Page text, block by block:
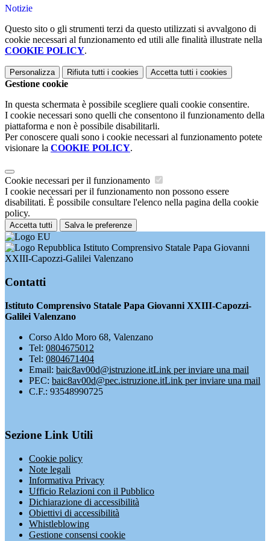
Notizie
Questo sito o gli strumenti terzi da questo utilizzati si avvalgono di
cookie necessari al funzionamento ed utili alle finalità illustrate nella
COOKIE POLICY.
Personalizza Rifiuta tutti i cookies Accetta tutti i cookies
Gestione cookie
In questa schermata è possibile scegliere quali cookie consentire.
I cookie necessari sono quelli che consentono il funzionamento della
piattaforma e non è possibile disabilitarli.
Per conoscere quali sono i cookie necessari al funzionamento potete
visionare la COOKIE POLICY.
Cookie necessari per il funzionamento
I cookie necessari per il funzionamento non possono essere
disabilitati. È possibile consultare l'elenco nella pagina della cookie
policy.
Accetta tutti Salva le preferenze
Istituto Comprensivo Statale Papa Giovanni
XXIII-Capozzi-Galilei Valenzano
Contatti
Istituto Comprensivo Statale Papa Giovanni XXIII-Capozzi-
Galilei Valenzano
Corso Aldo Moro 68, Valenzano
Tel: 0804675012
Tel: 0804671404
Email: baic8av00d@istruzione.itLink per inviare una mail
PEC: baic8av00d@pec.istruzione.itLink per inviare una mail
C.F.: 93548990725
Sezione Link Utili
Cookie policy
Note legali
Informativa Privacy
Ufficio Relazioni con il Pubblico
Dichiarazione di accessibilità
Obiettivi di accessibilità
Whistleblowing
Gestione consensi cookie